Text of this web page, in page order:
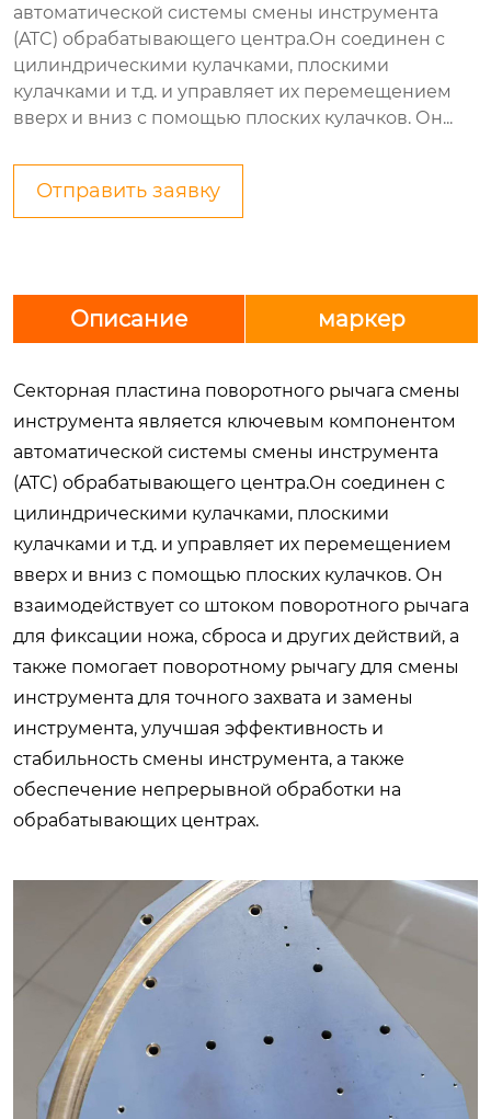
автоматической системы смены инструмента
(ATC) обрабатывающего центра.Он соединен с
цилиндрическими кулачками, плоскими
кулачками и т.д. и управляет их перемещением
вверх и вниз с помощью плоских кулачков. Он...
Отправить заявку
Описание маркер
Секторная пластина поворотного рычага смены
инструмента является ключевым компонентом
автоматической системы смены инструмента
(ATC) обрабатывающего центра.Он соединен с
цилиндрическими кулачками, плоскими
кулачками и т.д. и управляет их перемещением
вверх и вниз с помощью плоских кулачков. Он
взаимодействует со штоком поворотного рычага
для фиксации ножа, сброса и других действий, а
также помогает поворотному рычагу для смены
инструмента для точного захвата и замены
инструмента, улучшая эффективность и
стабильность смены инструмента, а также
обеспечение непрерывной обработки на
обрабатывающих центрах.